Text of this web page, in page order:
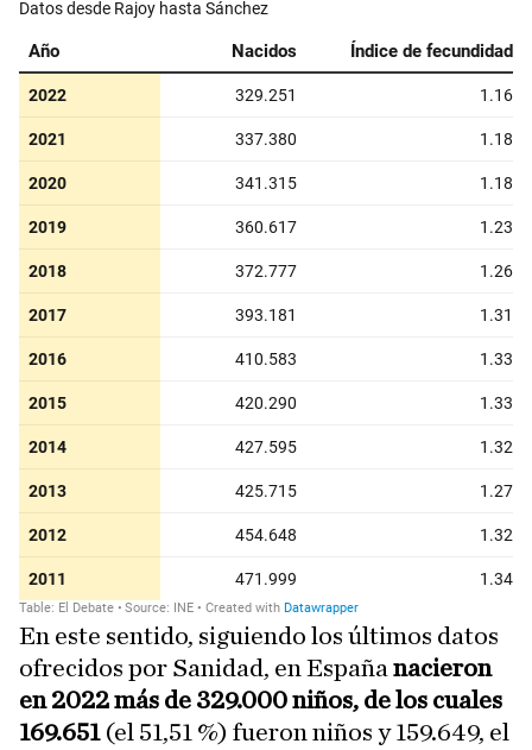
En este sentido, siguiendo los últimos datos
ofrecidos por Sanidad, en España nacieron
en 2022 más de 329.000 niños, de los cuales
169.651 (el 51,51 %) fueron niños y 159.649, el